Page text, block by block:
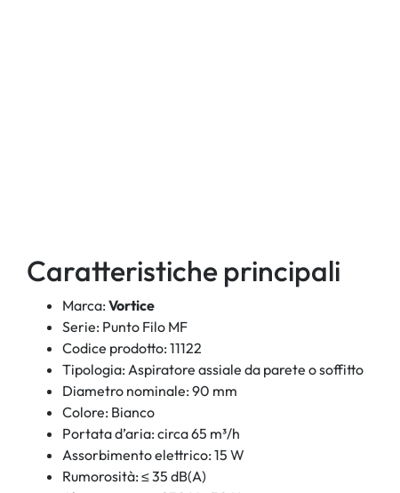
Caratteristiche principali
Marca: Vortice
Serie: Punto Filo MF
Codice prodotto: 11122
Tipologia: Aspiratore assiale da parete o soffitto
Diametro nominale: 90 mm
Colore: Bianco
Portata d’aria: circa 65 m³/h
Assorbimento elettrico: 15 W
Rumorosità: ≤ 35 dB(A)